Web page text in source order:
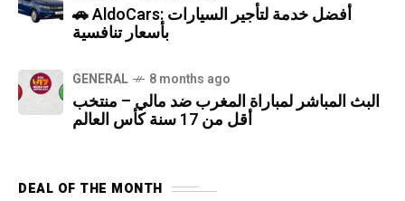
🚗 AldoCars: أفضل خدمة لتأجير السيارات
بأسعار تنافسية
GENERAL 8 months ago
البث المباشر لمباراة المغرب ضد مالي – منتخب
أقل من 17 سنة كأس العالم
DEAL OF THE MONTH